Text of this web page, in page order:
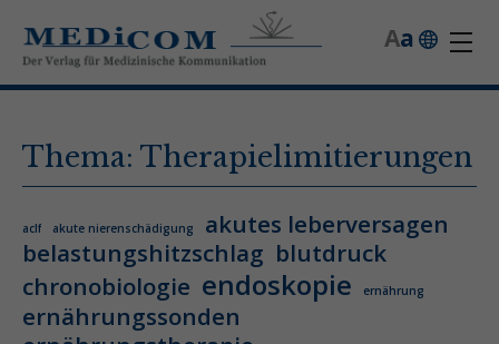
a
A
Thema: Therapielimitierungen
aclf akute nierenschädigung
akutes leberversagen
belastungshitzschlag blutdruck
chronobiologie endoskopie ernährung
ernährungssonden